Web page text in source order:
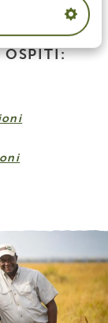
OSPITI: